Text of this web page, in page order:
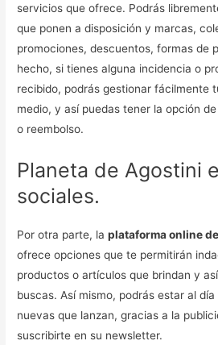
servicios que ofrece. Podrás
que ponen a disposición y marcas,
promociones, descuentos, formas de
hecho, si tienes alguna incidencia o
recibido, podrás gestionar fácilmente
medio, y así puedas tener la opción
o reembolso.
Planeta de Agostini
sociales.
Por otra parte, laplataforma online
ofrece opciones que te permitirán
productos o artículos que brindan y
buscas. Así mismo, podrás estar al
nuevas que lanzan, gracias a la
suscribirte en su newsletter.